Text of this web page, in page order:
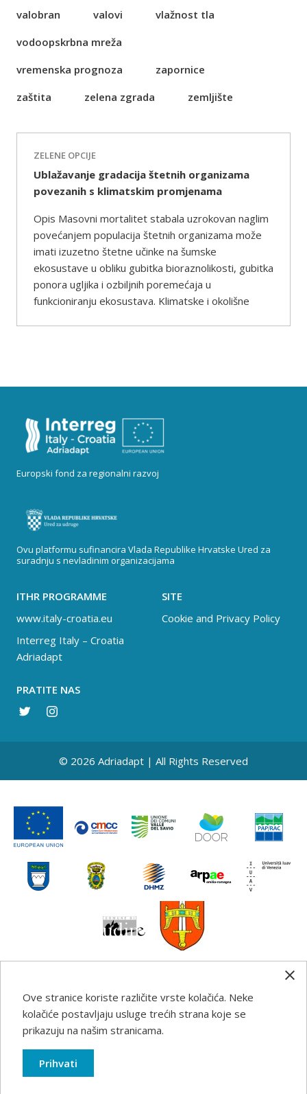
valobran
valovi
vlažnost tla
vodoopskrbna mreža
vremenska prognoza
zapornice
zaštita
zelena zgrada zemljište
ZELENE OPCIJE
Ublažavanje gradacija štetnih organizama
povezanih s klimatskim promjenama
Opis Masovni mortalitet stabala uzrokovan naglim
povećanjem populacija štetnih organizama može
imati izuzetno štetne učinke na šumske
ekosustave u obliku gubitka bioraznolikosti, gubitka
ponora ugljika i ozbiljnih poremećaja u
funkcioniranju ekosustava. Klimatske i okolišne
Europski fond za regionalni razvoj
Ovu platformu sufinancira Vlada Republike Hrvatske Ured za
suradnju s nevladinim organizacijama
ITHR PROGRAMME
www.italy-croatia.eu
Interreg Italy – Croatia
Adriadapt
SITE
Cookie and Privacy Policy
PRATITE NAS
© 2026 Adriadapt | All Rights Reserved
Any information, good practice guidance and
recommendations published on this web site reflects the
author’s views; the Programme authorities are not liable
for any use that may be made of the information
Ove stranice koriste različite vrste kolačića. Neke
kolačiće postavljaju usluge trećih strana koje se
prikazuju na našim stranicama.
Prihvati